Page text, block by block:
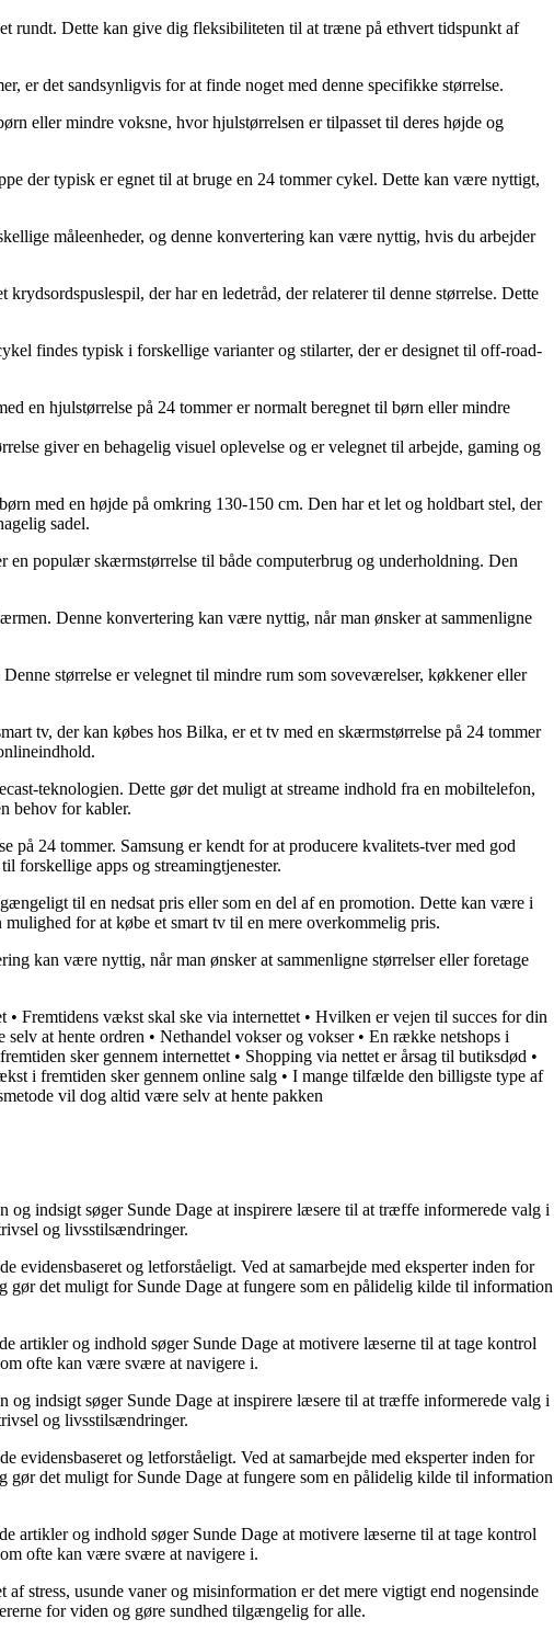
rundt. Dette kan give dig fleksibiliteten til at træne på ethvert tidspunkt af
er det sandsynligvis for at finde noget med denne specifikke størrelse.
eller mindre voksne, hvor hjulstørrelsen er tilpasset til deres højde og
der typisk er egnet til at bruge en 24 tommer cykel. Dette kan være nyttigt,
måleenheder, og denne konvertering kan være nyttig, hvis du arbejder
der har en ledetråd, der relaterer til denne størrelse. Dette
findes typisk i forskellige varianter og stilarter, der er designet til off-road-
en hjulstørrelse på 24 tommer er normalt beregnet til børn eller mindre
giver en behagelig visuel oplevelse og er velegnet til arbejde, gaming og
med en højde på omkring 130-150 cm. Den har et let og holdbart stel, der
sadel.
populær skærmstørrelse til både computerbrug og underholdning. Den
Denne konvertering kan være nyttig, når man ønsker at sammenligne
størrelse er velegnet til mindre rum som soveværelser, køkkener eller
tv, der kan købes hos Bilka, er et tv med en skærmstørrelse på 24 tommer
teknologien. Dette gør det muligt at streame indhold fra en mobiltelefon,
behov for kabler.
på 24 tommer. Samsung er kendt for at producere kvalitets-tver med god
forskellige apps og streamingtjenester.
til en nedsat pris eller som en del af en promotion. Dette kan være i
for at købe et smart tv til en mere overkommelig pris.
kan være nyttig, når man ønsker at sammenligne størrelser eller foretage
• Fremtidens vækst skal ske via internettet • Hvilken er vejen til succes for din
at hente ordren • Nethandel vokser og vokser• En række netshops i
sker gennem internettet • Shopping via nettet er årsag til butiksdød •
i fremtiden sker gennem online salg • I mange tilfælde den billigste type af
vil dog altid være selv at hente pakken
og indsigt søger Sunde Dage at inspirere læsere til at træffe informerede valg i
og livsstilsændringer.
og letforståeligt. Ved at samarbejde med eksperter inden for
det muligt for Sunde Dage at fungere som en pålidelig kilde til information
artikler og indhold søger Sunde Dage at motivere læserne til at tage kontrol
ofte kan være svære at navigere i.
og indsigt søger Sunde Dage at inspirere læsere til at træffe informerede valg i
og livsstilsændringer.
og letforståeligt. Ved at samarbejde med eksperter inden for
det muligt for Sunde Dage at fungere som en pålidelig kilde til information
artikler og indhold søger Sunde Dage at motivere læserne til at tage kontrol
ofte kan være svære at navigere i.
stress, usunde vaner og misinformation er det mere vigtigt end nogensinde
for viden og gøre sundhed tilgængelig for alle.